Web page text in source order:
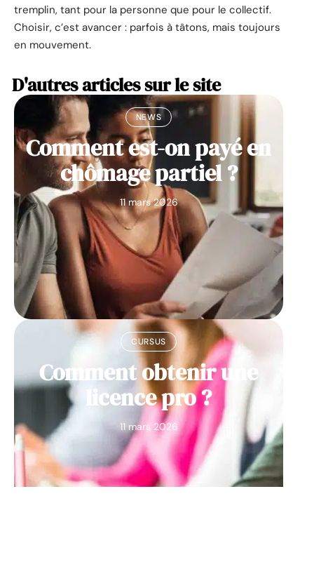
tremplin, tant pour la personne que pour le collectif.
Choisir, c’est avancer : parfois à tâtons, mais toujours
en mouvement.
D'autres articles sur le site
NEWS
Comment est-on payé en
chômage partiel ?
11 mars 2026
CURSUS
Comment obtenir une
licence pro ?
11 mars 2026